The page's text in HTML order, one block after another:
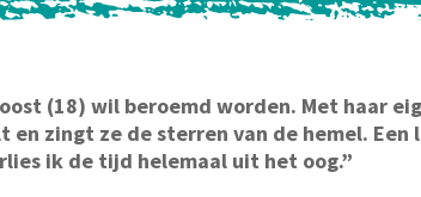
(18) wil beroemd worden. Met haar
zingt ze de sterren van de hemel. Een
ik de tijd helemaal uit het oog.”